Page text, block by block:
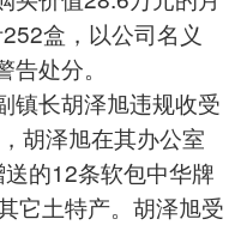
盒，以公司名义
处分。
镇长胡泽旭违规收受
胡泽旭在其办公室
的12条软包中华牌
它土特产。胡泽旭受